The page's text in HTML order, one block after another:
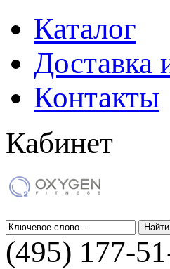
Каталог
Доставка
Контакты
Кабинет
(495) 177-